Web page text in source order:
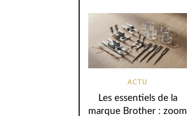
ACTU
Les essentiels de la
marque Brother : zoom